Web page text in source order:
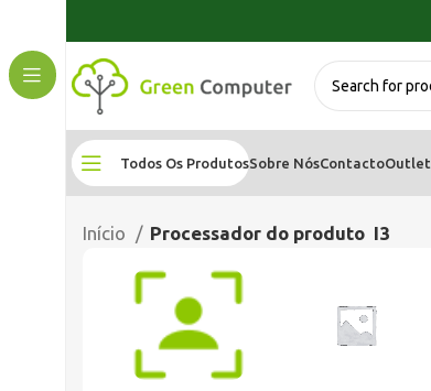
Todos Os ProdutosSobre NósContactoOutlet
Início Processador do produto I3